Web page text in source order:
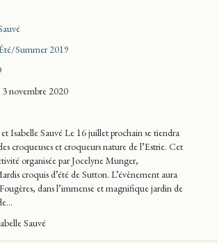
Summer 2019
novembre 2020
Isabelle Sauvé Le 16 juillet prochain se tiendra
croqueuses et croqueurs nature de l’Estrie. Cet
organisée par Jocelyne Munger,
croquis d’été de Sutton. L’évènement aura
dans l’immense et magnifique jardin de
Sauvé